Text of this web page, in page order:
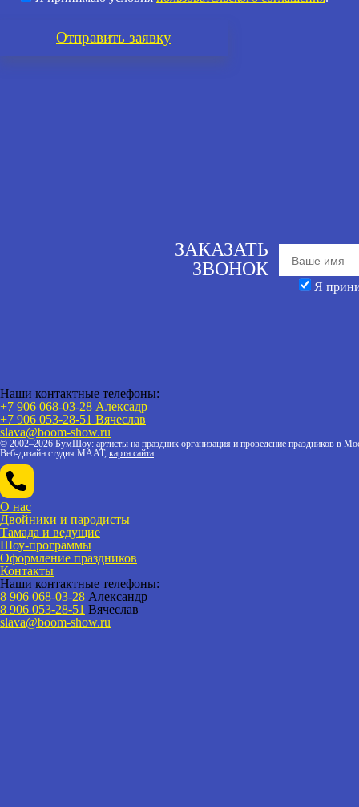
Отправить заявку
ЗАКАЗАТЬ
ЗВОНОК
Я
Наши контактные телефоны:
+7 906 068-03-28 Алексадр
+7 906 053-28-51 Вячеслав
slava@boom-show.ru
© 2002–2026 БумШоу: артисты на праздник организация и проведение праздников в
Веб-дизайн студия МААТ, карта сайта
О нас
Двойники и пародисты
Тамада и ведущие
Шоу-программы
Оформление праздников
Контакты
Наши контактные телефоны:
8 906 068-03-28 Александр
8 906 053-28-51 Вячеслав
slava@boom-show.ru